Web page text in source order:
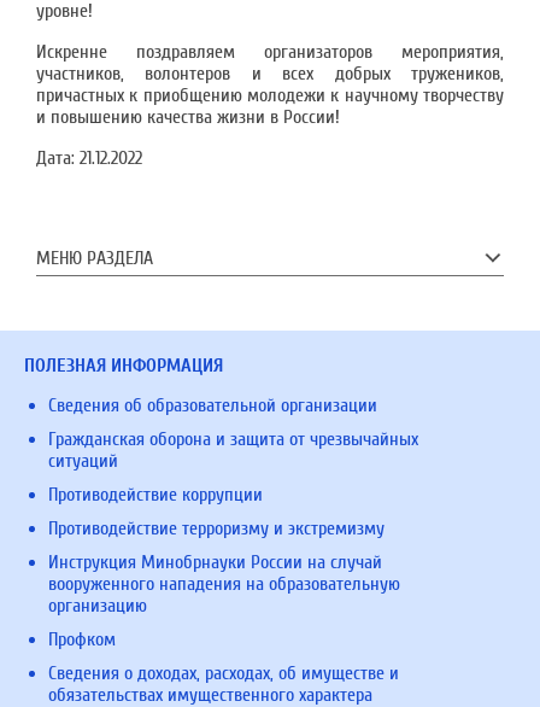
уровне!
Искренне поздравляем организаторов мероприятия,
участников, волонтеров и всех добрых тружеников,
причастных к приобщению молодежи к научному творчеству
и повышению качества жизни в России!
Дата: 21.12.2022
МЕНЮ РАЗДЕЛА
ПОЛЕЗНАЯ ИНФОРМАЦИЯ
Сведения об образовательной организации
Гражданская оборона и защита от чрезвычайных
ситуаций
Противодействие коррупции
Противодействие терроризму и экстремизму
Инструкция Минобрнауки России на случай
вооруженного нападения на образовательную
организацию
Профком
Сведения о доходах, расходах, об имуществе и
обязательствах имущественного характера